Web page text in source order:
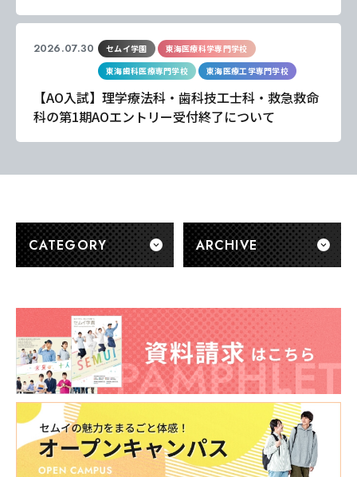
2026.07.30 セムイ学園
東海医療科学専門学校
東海歯科医療専門学校
東海医療工学専門学校
【AO入試】理学療法科・歯科技工士科・救急救命
科の第1期AOエントリー受付終了について
CATEGORY ARCHIVE